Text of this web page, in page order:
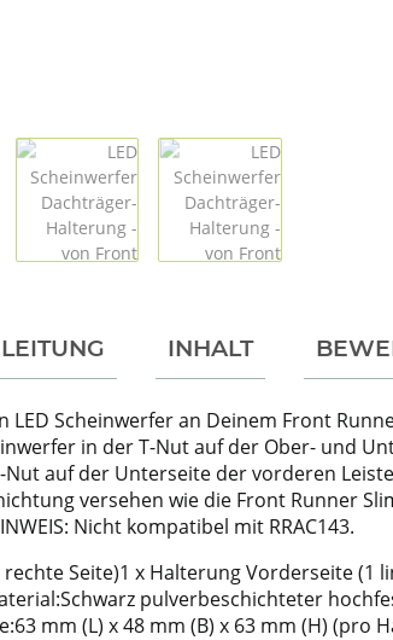
INHALT
LED Scheinwerfer an Deinem Front
in der T-Nut auf der Ober- und
auf der Unterseite der vorderen
versehen wie die Front Runner
Nicht kompatibel mit RRAC143.
Seite)1 x Halterung Vorderseite (1
pulverbeschichteter
mm (L) x 48 mm (B) x 63 mm (H) (pro